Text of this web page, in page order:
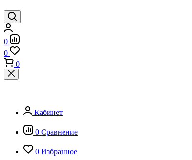
0
0
0
Кабинет
0 Сравнение
0 Избранное